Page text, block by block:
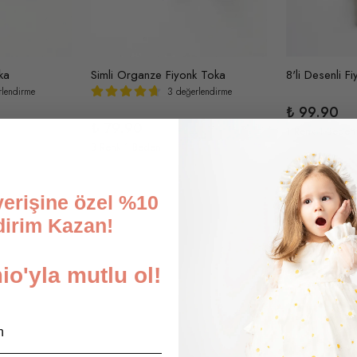
Simli Organze Fiyonk Toka
3 değerlendirme
₺ 99.90
özel %10
Kazan!
mutlu ol!